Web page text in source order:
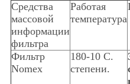
Средства
массовой
информации
фильтра
Работая
температура
Фильтр
Nomex
180-10 C.
степени.